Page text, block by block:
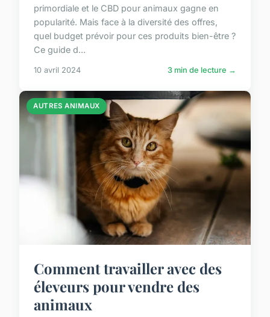
primordiale et le CBD pour animaux gagne en
popularité. Mais face à la diversité des offres,
quel budget prévoir pour ces produits bien-être ?
Ce guide d...
10 avril 2024 3 min de lecture →
AUTRES ANIMAUX
Comment travailler avec des
éleveurs pour vendre des
animaux